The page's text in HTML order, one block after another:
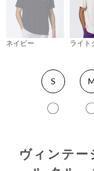
ネイビー ライト
S M
ヴィンテー